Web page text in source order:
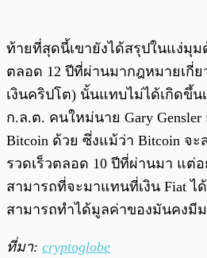
ท้ายที่สุดนี้เขายังได้สรุปในแง่มุ
ตลอด 12 ปีที่ผ่านมากฎหมายเกี่ย
เงินคริปโต) นั้นแทบไม่ได้เกิดขึ้น
ก.ล.ต. คนใหม่นาย Gary
Bitcoin ด้วย ซึ่งแม้ว่า Bitcoin จะ
รวดเร็วตลอด 10 ปีที่ผ่านมา แต่
สามารถที่จะมาแทนที่เงิน Fiat ไ
สามารถทำได้มูลค่าของมันคงมีม
ที่มา: cryptoglobe